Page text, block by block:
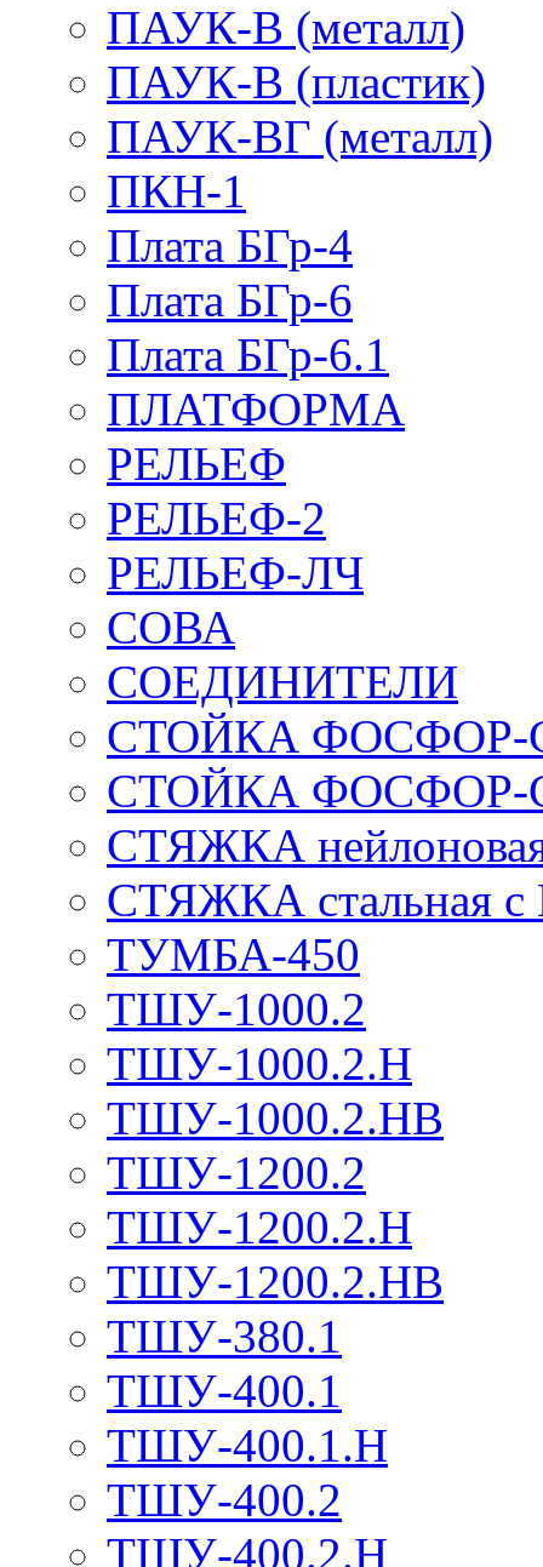
ПАУК-В (металл)
ПАУК-В (пластик)
ПАУК-ВГ (металл)
ПКН-1
Плата БГр-4
Плата БГр-6
Плата БГр-6.1
ПЛАТФОРМА
РЕЛЬЕФ
РЕЛЬЕФ-2
РЕЛЬЕФ-ЛЧ
СОВА
СОЕДИНИТЕЛИ
СТОЙКА ФОСФОР-
СТОЙКА ФОСФОР-
СТЯЖКА нейлоновая
СТЯЖКА стальная
ТУМБА-450
ТШУ-1000.2
ТШУ-1000.2.Н
ТШУ-1000.2.НВ
ТШУ-1200.2
ТШУ-1200.2.Н
ТШУ-1200.2.НВ
ТШУ-380.1
ТШУ-400.1
ТШУ-400.1.Н
ТШУ-400.2
ТШУ-400.2.Н